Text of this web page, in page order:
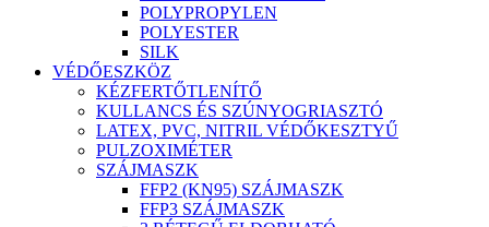
POLYPROPYLEN
POLYESTER
SILK
VÉDŐESZKÖZ
KÉZFERTŐTLENÍTŐ
KULLANCS ÉS SZÚNYOGRIASZTÓ
LATEX, PVC, NITRIL VÉDŐKESZTYŰ
PULZOXIMÉTER
SZÁJMASZK
FFP2 (KN95) SZÁJMASZK
FFP3 SZÁJMASZK